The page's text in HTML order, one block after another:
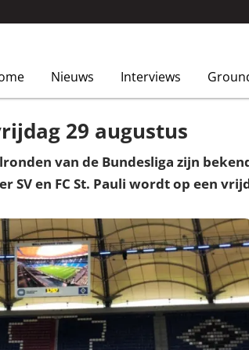
Nieuws Interviews
29 augustus
van de Bundesliga zijn
SV en FC St. Pauli wordt op een